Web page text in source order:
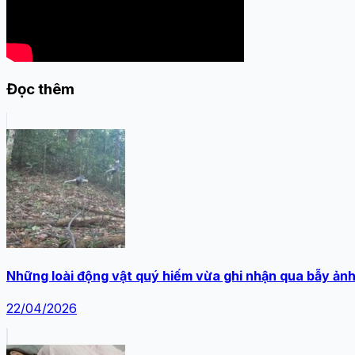
Đọc thêm
Những loài động vật quý hiếm vừa ghi nhận qua bẫy
22/04/2026